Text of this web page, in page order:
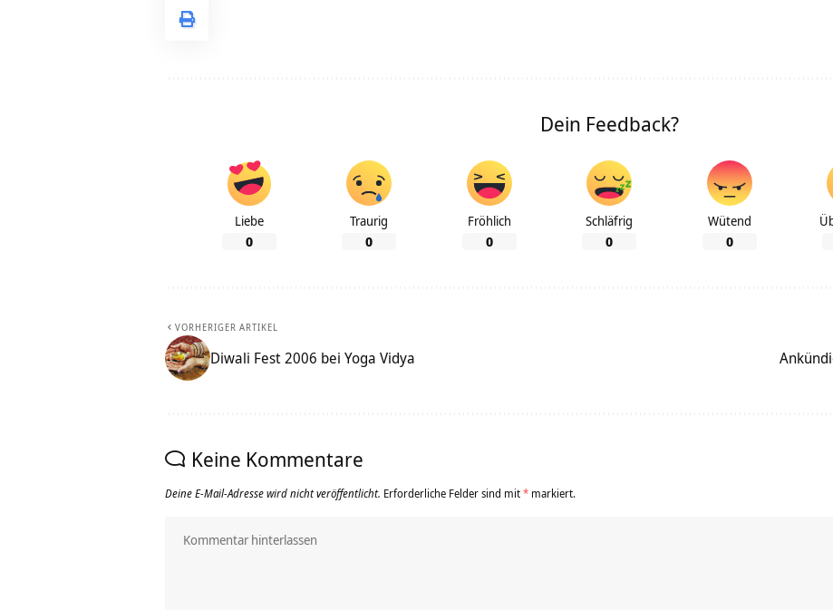
Dein Feedback?
Liebe
0
Traurig
0
Fröhlich
0
Schläfrig
0
Wütend
0
VORHERIGER ARTIKEL
Diwali Fest 2006 bei Yoga Vidya
Keine Kommentare
Deine E-Mail-Adresse wird nicht veröffentlicht. Erforderliche Felder sind mit* markiert.